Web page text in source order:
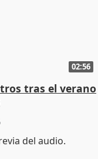
02:56
tras el verano